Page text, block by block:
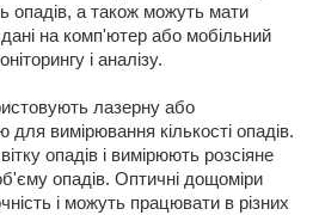
опадів, а також можуть мати
на комп'ютер або мобільний
і аналізу.
лазерну або
для вимірювання кількості опадів.
опадів і вимірюють розсіяне
опадів. Оптичні дощоміри
і можуть працювати в різних